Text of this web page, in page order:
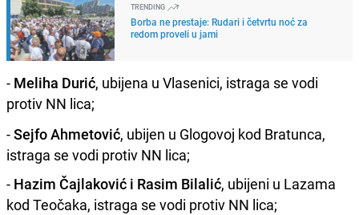
TRENDING
Borba ne prestaje: Rudari i četvrtu noć za
redom proveli u jami
- Meliha Durić, ubijena u Vlasenici, istraga se vodi
protiv NN lica;
-Sejfo Ahmetović, ubijen u Glogovoj kod Bratunca,
istraga se vodi protiv NN lica;
- Hazim Čajlaković i Rasim Bilalić, ubijeni u Lazama
kod Teočaka, istraga se vodi protiv NN lica;